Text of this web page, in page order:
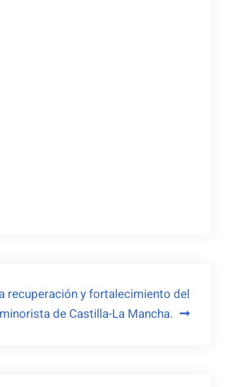
recuperación y fortalecimiento del
de Castilla-La Mancha.